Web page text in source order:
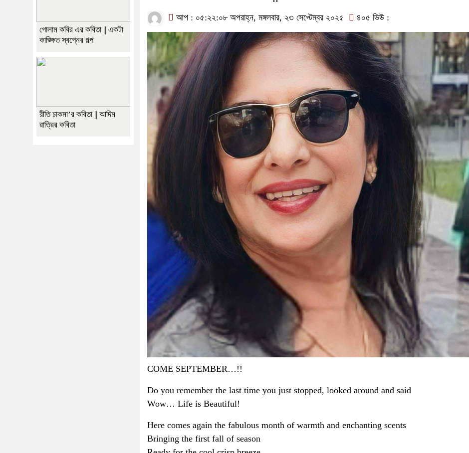
আপ : ০৫:২২:০৮ অপরাহ্ন, মঙ্গলবার, ২৩ সেপ্টেম্বর ২০২৫ ৪০৫ ভিউ :
COME SEPTEMBER…!!
Do you remember the last time you just stopped, looked around and said
Wow… Life is Beautiful!
Here comes again the fabulous month of warmth and enchanting scents
Bringing the first fall of season
গোলাম কবির এর কবিতা || একটা
কাঙ্ক্ষিত স্বপ্নের গল্প
রীতি চাকমা’র কবিতা || আদিম
রাত্রির কবিতা